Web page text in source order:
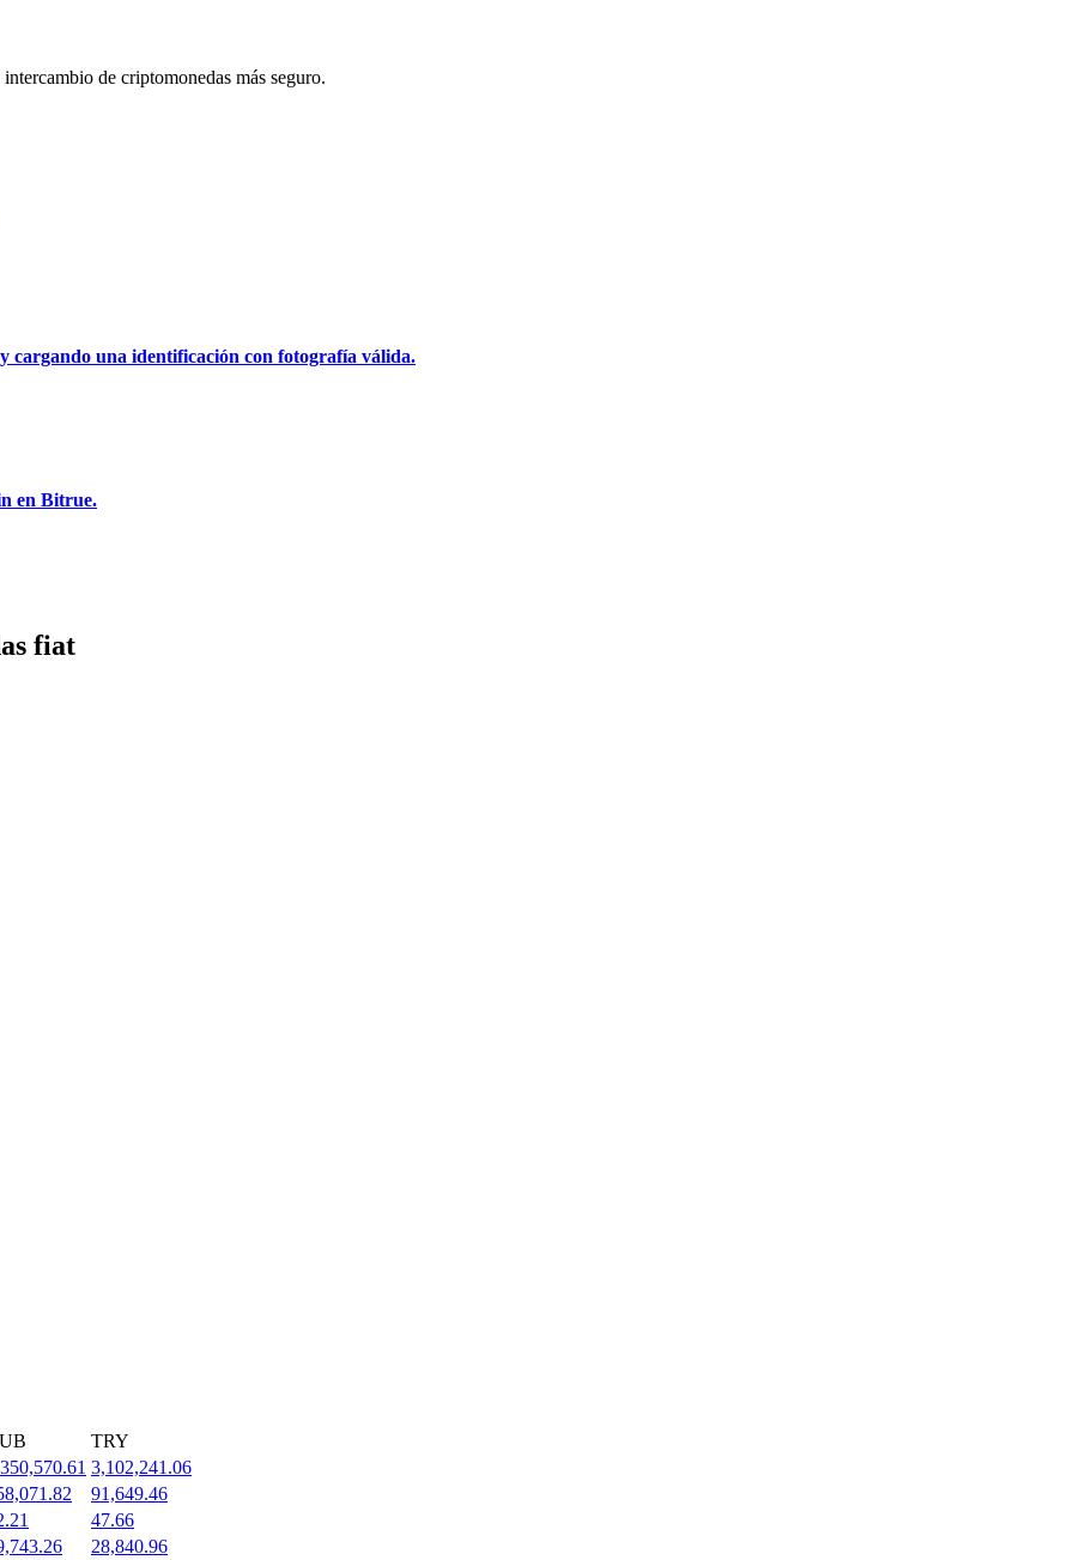
de criptomonedas más seguro.
cargando una identificación con fotografía válida.
en Bitrue.
fiat
TRY
3,102,241.06
91,649.46
47.66
28,840.96